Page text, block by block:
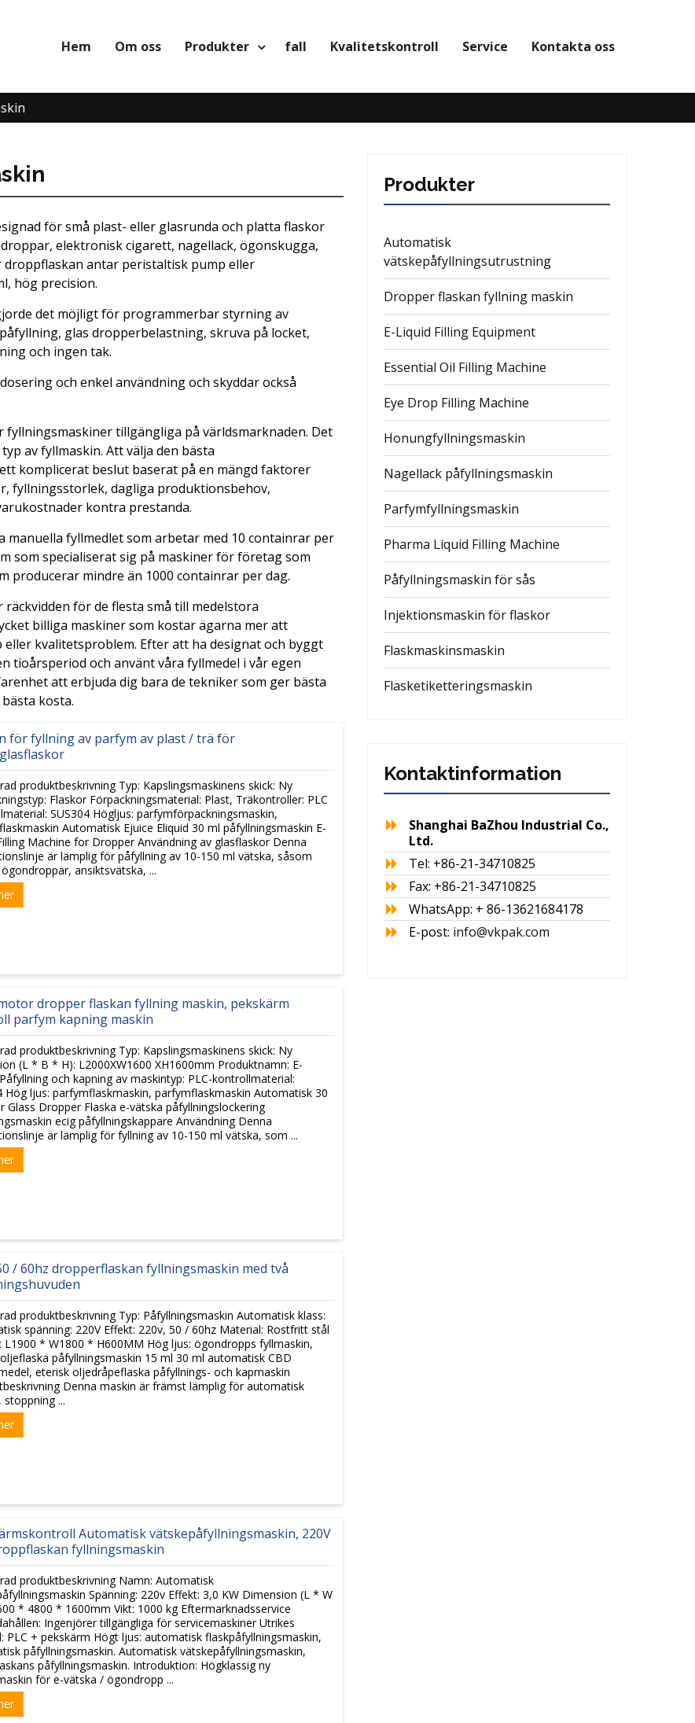
Hem Om oss Produkter fall Kvalitetskontroll Service Kontakta oss
för små plast- eller glasrunda och platta flaskor
elektronisk cigarett, nagellack, ögonskugga,
droppflaskan antar peristaltisk pump eller
hög precision.
det möjligt för programmerbar styrning av
glas dropperbelastning, skruva på locket,
och ingen tak.
och enkel användning och skyddar också
tillgängliga på världsmarknaden. Det
av fyllmaskin. Att välja den bästa
komplicerat beslut baserat på en mängd faktorer
fyllningsstorlek, dagliga produktionsbehov,
kontra prestanda.
fyllmedlet som arbetar med 10 containrar per
som specialiserat sig på maskiner för företag som
producerar mindre än 1000 containrar per dag.
för de flesta små till medelstora
billiga maskiner som kostar ägarna mer att
kvalitetsproblem. Efter att ha designat och byggt
tioårsperiod och använt våra fyllmedel i vår egen
att erbjuda dig bara de tekniker som ger bästa
kosta.
för fyllning av parfym av plast / trä för
produktbeskrivning Typ: Kapslingsmaskinens skick: Ny
Flaskor Förpackningsmaterial: Plast, Träkontroller: PLC
SUS304 Högljus: parfymförpackningsmaskin,
Automatisk Ejuice Eliquid 30 ml påfyllningsmaskin E-
Machine for Dropper Användning av glasflaskor Denna
är lämplig för påfyllning av 10-150 ml vätska, såsom
ansiktsvätska, ...
dropper flaskan fyllning maskin, pekskärm
parfym kapning maskin
produktbeskrivning Typ: Kapslingsmaskinens skick: Ny
(L * B * H): L2000XW1600 XH1600mm Produktnamn: E-
och kapning av maskintyp: PLC-kontrollmaterial:
Hög ljus: parfymflaskmaskin, parfymflaskmaskin Automatisk 30
Glass Dropper Flaska e-vätska påfyllningslockering
ecig påfyllningskappare Användning Denna
är lämplig för fyllning av 10-150 ml vätska, som ...
/ 60hz dropperflaskan fyllningsmaskin med två
produktbeskrivning Typ: Påfyllningsmaskin Automatisk klass:
spänning: 220V Effekt: 220v, 50 / 60hz Material: Rostfritt stål
L1900 * W1800 * H600MM Hög ljus: ögondropps fyllmaskin,
påfyllningsmaskin 15 ml 30 ml automatisk CBD
eterisk oljedråpeflaska påfyllnings- och kapmaskin
Denna maskin är främst lämplig för automatisk
stoppning ...
Automatisk vätskepåfyllningsmaskin, 220V
fyllningsmaskin
produktbeskrivning Namn: Automatisk
Spänning: 220v Effekt: 3,0 KW Dimension (L * W
* 4800 * 1600mm Vikt: 1000 kg Eftermarknadsservice
Ingenjörer tillgängliga för servicemaskiner Utrikes
PLC + pekskärm Högt ljus: automatisk flaskpåfyllningsmaskin,
påfyllningsmaskin. Automatisk vätskepåfyllningsmaskin,
påfyllningsmaskin. Introduktion: Högklassig ny
för e-vätska / ögondropp ...
Produkter
Automatisk
vätskepåfyllningsutrustning
Dropper flaskan fyllning maskin
E-Liquid Filling Equipment
Essential Oil Filling Machine
Eye Drop Filling Machine
Honungfyllningsmaskin
Nagellack påfyllningsmaskin
Parfymfyllningsmaskin
Pharma Liquid Filling Machine
Påfyllningsmaskin för sås
Injektionsmaskin för flaskor
Flaskmaskinsmaskin
Flasketiketteringsmaskin
Kontaktinformation
Shanghai BaZhou Industrial Co.,
Ltd.
Tel: +86-21-34710825
Fax: +86-21-34710825
WhatsApp: + 86-13621684178
E-post: info@vkpak.com